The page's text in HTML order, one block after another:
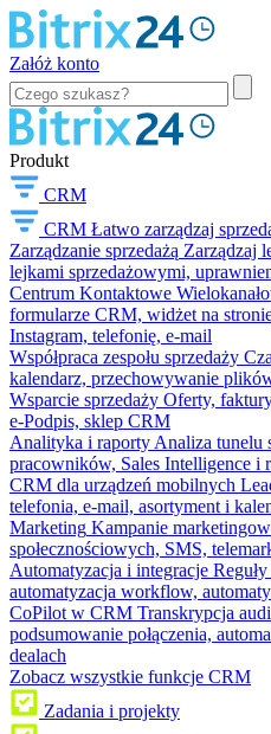
Załóż konto
Produkt
CRM
CRM Łatwo zarządzaj
Zarządzanie sprzedażą Zarządzaj
lejkami sprzedażowymi,
Centrum Kontaktowe
formularze CRM, widżet na
Instagram, telefonię, e-mail
Współpraca zespołu sprzedaży
kalendarz, przechowywanie
Wsparcie sprzedaży Oferty,
e-Podpis, sklep CRM
Analityka i raporty Analiza tunelu
pracowników, Sales Intelligence i
CRM dla urządzeń mobilnych
telefonia, e-mail, asortyment i
Marketing Kampanie
społecznościowych, SMS,
Automatyzacja i integracje
automatyzacja workflow,
CoPilot w CRM Transkrypcja
podsumowanie połączenia,
dealach
Zobacz wszystkie funkcje CRM
Zadania i projekty